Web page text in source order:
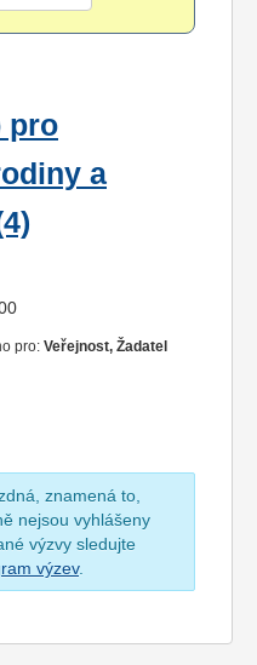
pro
a
pro: Veřejnost, Žadatel
znamená to,
nejsou vyhlášeny
výzvy sledujte
výzev.